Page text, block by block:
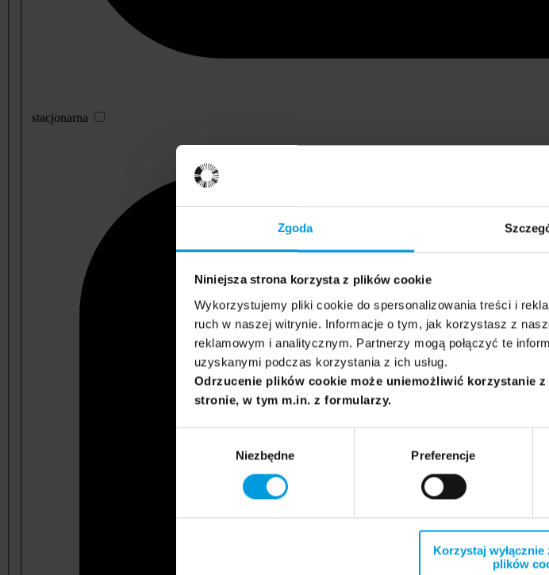
Zgoda
Niniejsza strona korzysta z plików cookie
Wykorzystujemy pliki cookie do spersonalizowania treści i
ruch w naszej witrynie. Informacje o tym, jak korzystasz z
reklamowym i analitycznym. Partnerzy mogą połączyć te
uzyskanymi podczas korzystania z ich usług.
Odrzucenie plików cookie może uniemożliwić korzystanie
stronie, w tym m.in. z formularzy.
Niezbędne Preferencje
Korzystaj
plików
stacjonarna